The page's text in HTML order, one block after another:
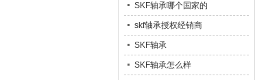
SKF轴承哪个国家的
skf轴承授权经销商
SKF轴承
SKF轴承怎么样